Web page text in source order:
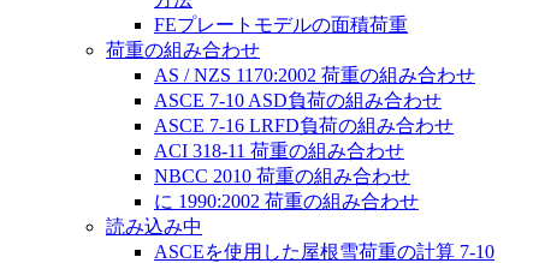
FEプレートモデルの面積荷重
荷重の組み合わせ
AS / NZS 1170:2002 荷重の組み合わせ
ASCE 7-10 ASD負荷の組み合わせ
ASCE 7-16 LRFD負荷の組み合わせ
ACI 318-11 荷重の組み合わせ
NBCC 2010 荷重の組み合わせ
に 1990:2002 荷重の組み合わせ
読み込み中
ASCEを使用した屋根雪荷重の計算 7-10